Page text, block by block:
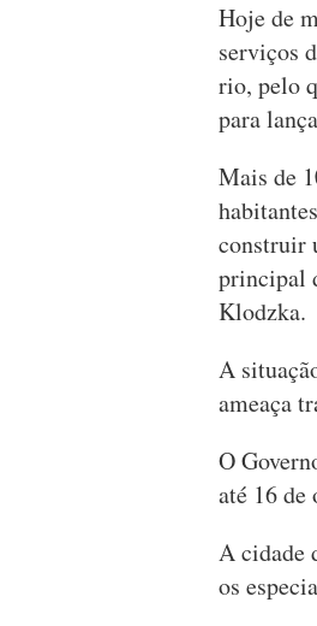
Hoje de
serviços
rio, pelo
para
Mais de
construir
principal
Klodzka.
A
ameaça
O
até 16 de
A cidade
os